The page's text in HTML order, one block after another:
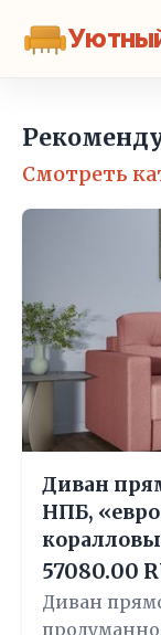
Смотреть
Диван
НПБ,
57080.00
Диван